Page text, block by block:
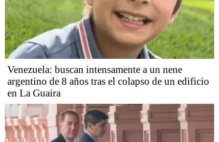
Venezuela: buscan intensamente a un nene
argentino de 8 años tras el colapso de un edificio
en La Guaira